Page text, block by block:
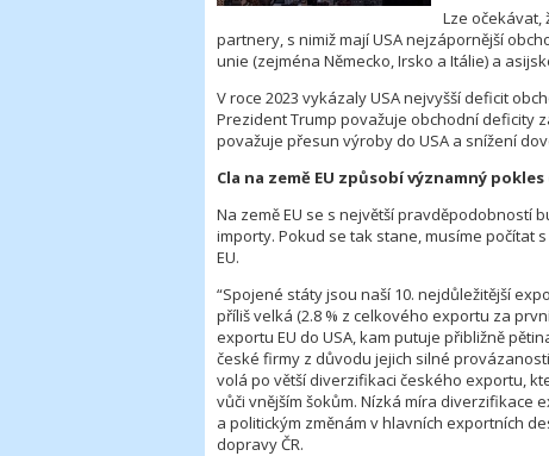
Lze očekávat,
partnery, s nimiž mají USA nejzápornější
unie (zejména Německo, Irsko a Itálie) a
V roce 2023 vykázaly USA nejvyšší deficit
Prezident Trump považuje obchodní deficity
považuje přesun výroby do USA a snížení
Cla na země EU způsobí významný
Na země EU se s největší pravděpodobností
importy. Pokud se tak stane, musíme počítat
EU.
“Spojené státy jsou naší 10. nejdůležitější
příliš velká (2.8 % z celkového exportu za
exportu EU do USA, kam putuje přibližně
české firmy z důvodu jejich silné
volá po větší diverzifikaci českého exportu,
vůči vnějším šokům. Nízká míra diverzifikace
a politickým změnám v hlavních exportních
dopravy ČR.